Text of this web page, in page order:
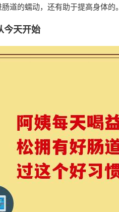
道的蠕动，还有助于提高身体的。
今天开始